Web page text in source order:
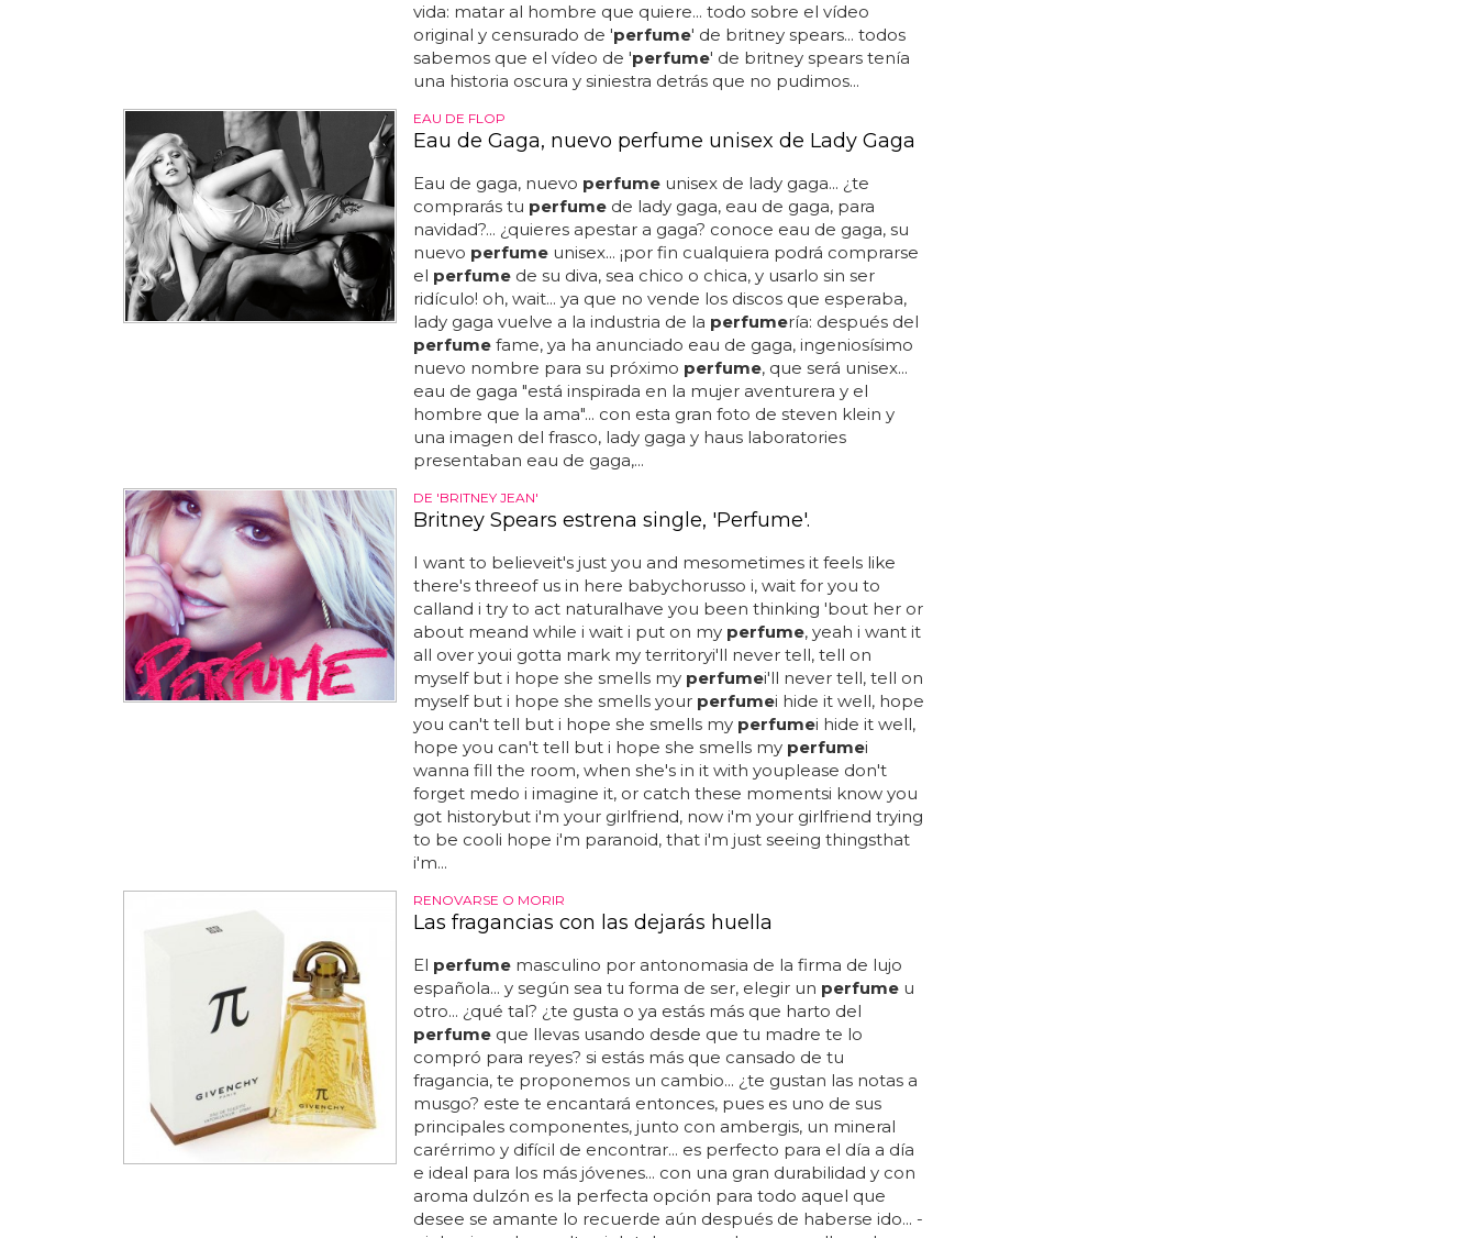
vida: matar al hombre que quiere... todo sobre el vídeo
original y censurado de 'perfume' de britney spears... todos
sabemos que el vídeo de 'perfume' de britney spears tenía
una historia oscura y siniestra detrás que no pudimos...
EAU DE FLOP
Eau de Gaga, nuevo perfume unisex de Lady Gaga
Eau de gaga, nuevo perfumeunisex de lady gaga... ¿te
comprarás tu perfumede lady gaga, eau de gaga, para
navidad?... ¿quieres apestar a gaga? conoce eau de gaga, su
nuevo perfumeunisex... ¡por fin cualquiera podrá comprarse
el perfumede su diva, sea chico o chica, y usarlo sin ser
ridículo! oh, wait... ya que no vende los discos que esperaba,
lady gaga vuelve a la industria de la perfumería: después del
perfumefame, ya ha anunciado eau de gaga, ingeniosísimo
nuevo nombre para su próximo perfume, que será unisex...
eau de gaga "está inspirada en la mujer aventurera y el
hombre que la ama"... con esta gran foto de steven klein y
una imagen del frasco, lady gaga y haus laboratories
presentaban eau de gaga,...
DE 'BRITNEY JEAN'
Britney Spears estrena single, 'Perfume'.
I want to believeit's just you and mesometimes it feels like
there's threeof us in here babychorusso i, wait for you to
calland i try to act naturalhave you been thinking 'bout her or
about meand while i wait i put on my perfume, yeah i want it
all over youi gotta mark my territoryi'll never tell, tell on
myself but i hope she smells my perfumei'll never tell, tell on
myself but i hope she smells your perfumei hide it well, hope
you can't tell but i hope she smells my perfumei hide it well,
hope you can't tell but i hope she smells my perfumei
wanna fill the room, when she's in it with youplease don't
forget medo i imagine it, or catch these momentsi know you
got historybut i'm your girlfriend, now i'm your girlfriend trying
to be cooli hope i'm paranoid, that i'm just seeing thingsthat
i'm...
RENOVARSE O MORIR
Las fragancias con las dejarás huella
El perfumemasculino por antonomasia de la firma de lujo
española... y según sea tu forma de ser, elegir un perfumeu
otro... ¿qué tal? ¿te gusta o ya estás más que harto del
perfumeque llevas usando desde que tu madre te lo
compró para reyes? si estás más que cansado de tu
fragancia, te proponemos un cambio... ¿te gustan las notas a
musgo? este te encantará entonces, pues es uno de sus
principales componentes, junto con ambergis, un mineral
carérrimo y difícil de encontrar... es perfecto para el día a día
e ideal para los más jóvenes... con una gran durabilidad y con
aroma dulzón es la perfecta opción para todo aquel que
desee se amante lo recuerde aún después de haberse ido... -